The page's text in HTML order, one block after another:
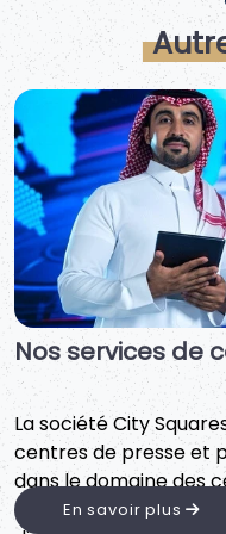
Services
Service de Résidence
nous facilitons
offrant aux hommes
possibilité de résider
En savoir plus